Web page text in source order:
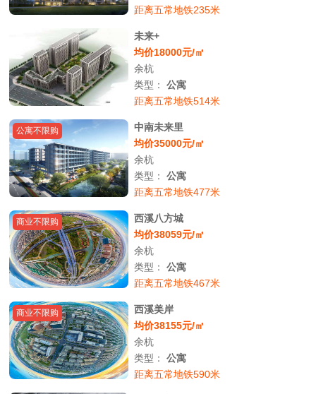
距离五常地铁235米
未来+
均价18000元/㎡
余杭
类型：公寓
距离五常地铁514米
公寓不限购
中南未来里
均价35000元/㎡
余杭
类型：公寓
距离五常地铁477米
商业不限购
西溪八方城
均价38059元/㎡
余杭
类型：公寓
距离五常地铁467米
商业不限购
西溪美岸
均价38155元/㎡
余杭
类型：公寓
距离五常地铁590米